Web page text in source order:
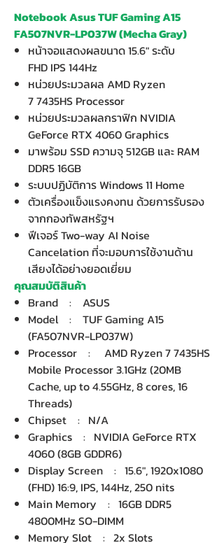
Notebook Asus TUF Gaming A15
FA507NVR-LP037W (Mecha Gray)
หน้าจอแสดงผลขนาด 15.6" ระดับ
FHD IPS 144Hz
หน่วยประมวลผล AMD Ryzen
7 7435HS Processor
หน่วยประมวลผลกราฟิก NVIDIA
GeForce RTX 4060 Graphics
มาพร้อม SSD ความจุ 512GB และ RAM
DDR5 16GB
ระบบปฏิบัติการ Windows 11 Home
ตัวเครื่องแข็งแรงคงทน ด้วยการรับรอง
จากกองทัพสหรัฐฯ
ฟีเจอร์ Two-way AI Noise
Cancelation ที่จะมอบการใช้งานด้าน
เสียงได้อย่างยอดเยี่ยม
คุณสมบัติสินค้า
Brand : ASUS
Model : TUF Gaming A15
(FA507NVR-LP037W)
Processor : AMD Ryzen 7 7435HS
Mobile Processor 3.1GHz (20MB
Cache, up to 4.55GHz, 8 cores, 16
Threads)
Chipset : N/A
Graphics : NVIDIA GeForce RTX
4060 (8GB GDDR6)
Display Screen : 15.6", 1920x1080
(FHD) 16:9, IPS, 144Hz, 250 nits
Main Memory : 16GB DDR5
4800MHz SO-DIMM
Memory Slot : 2x Slots